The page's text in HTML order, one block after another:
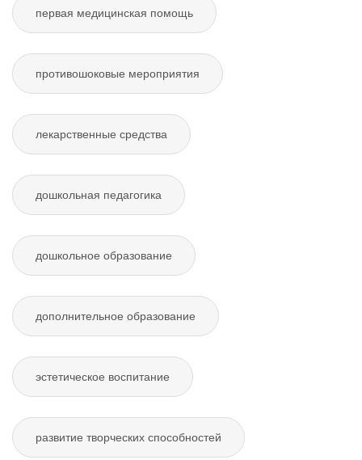
первая медицинская помощь
противошоковые мероприятия
лекарственные средства
дошкольная педагогика
дошкольное образование
дополнительное образование
эстетическое воспитание
развитие творческих способностей